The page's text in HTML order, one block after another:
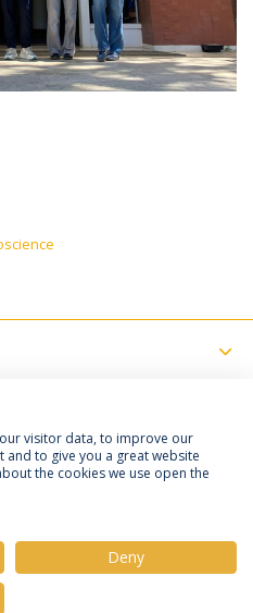
Termos e Condições
visitor data, to improve our
to give you a great website
the cookies we use open the
Deny